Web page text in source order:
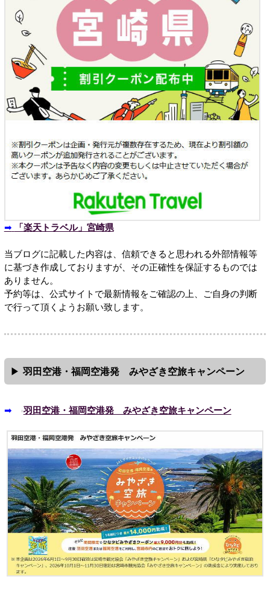
➡ 「楽天トラベル」宮崎県
当ブログに記載した内容は、信頼できると思われる外部情報等
に基づき作成しておりますが、その正確性を保証するものでは
ありません。
予約等は、公式サイトで最新情報をご確認の上、ご自身の判断
で行って頂くようお願い致します。
羽田空港・福岡空港発 みやざき空旅キャンペーン
➡ 羽田空港・福岡空港発 みやざき空旅キャンペーン